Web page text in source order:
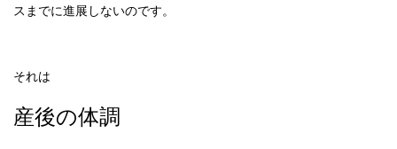
スまでに進展しないのです。
それは
産後の体調